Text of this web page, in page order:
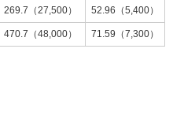
269.7（27,500） 52.96（5,400）
470.7（48,000） 71.59（7,300）